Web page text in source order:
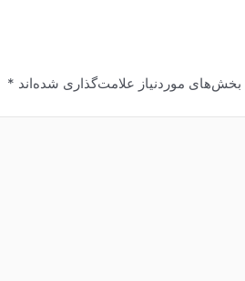
بخش‌های موردنیاز علامت‌گذاری شده‌اند *